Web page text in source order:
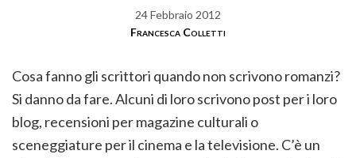
24 Febbraio 2012
Francesca Colletti
Cosa fanno gli scrittori quando non scrivono romanzi?
Si danno da fare. Alcuni di loro scrivono post per i loro
blog, recensioni per magazine culturali o
sceneggiature per il cinema e la televisione. C’è un